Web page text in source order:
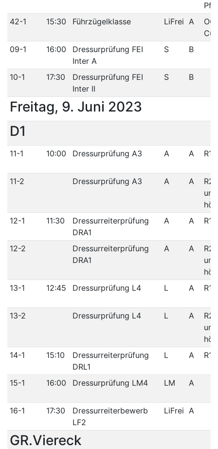
42-1
15:30 Führzügelklasse LiFrei A
09-1
16:00
Dressurprüfung FEI
Inter A
S B
10-1 17:30
Dressurprüfung FEI
Inter II
S B
Freitag, 9. Juni 2023
D1
11-1 10:00 Dressurprüfung A3 A A R1/
11-2 Dressurprüfung A3 A A
und
12-1
11:30
Dressurreiterprüfung
DRA1
A A R1/
12-2
Dressurreiterprüfung
DRA1
A A
und
13-1
12:45 Dressurprüfung L4 L A R1/
13-2 Dressurprüfung L4 L A
und
14-1
15:10
Dressurreiterprüfung
DRL1
L A R1/
15-1 16:00 Dressurprüfung LM4 LM A
16-1 17:30
Dressurreiterbewerb
LF2
LiFrei A
GR.Viereck